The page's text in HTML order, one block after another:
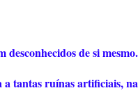
de si mesmo.
tantas ruínas artificiais,